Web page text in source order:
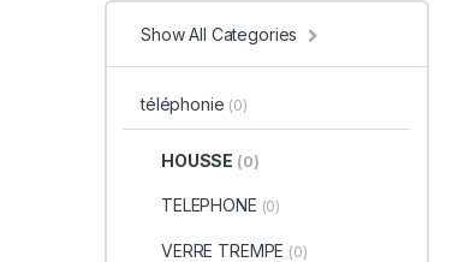
Show All Categories
téléphonie (0)
HOUSSE (0)
TELEPHONE (0)
VERRE TREMPE (0)